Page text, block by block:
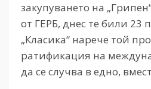
закупуването на
от ГЕРБ, днес те били 23
„Класика“ нарече той
ратификация на
да се случва в едно,